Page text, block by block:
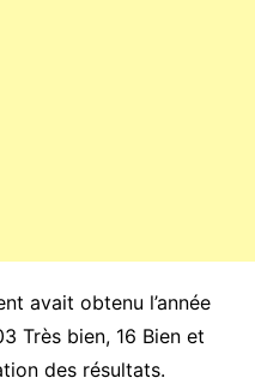
avait obtenu l’année
Très bien, 16 Bien et
des résultats.